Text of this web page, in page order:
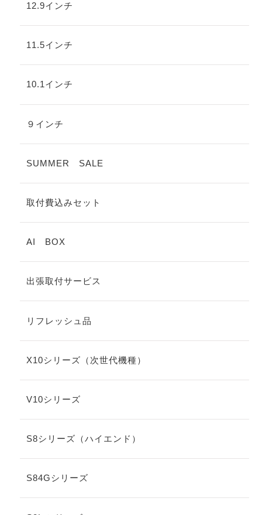
12.9インチ
11.5インチ
10.1インチ
９インチ
SUMMER SALE
取付費込みセット
AI BOX
出張取付サービス
リフレッシュ品
X10シリーズ（次世代機種）
V10シリーズ
S8シリーズ（ハイエンド）
S84Gシリーズ